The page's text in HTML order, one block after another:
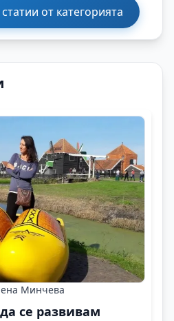
от категорията
Минчева
се развивам